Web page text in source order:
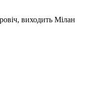
виходить Мілан